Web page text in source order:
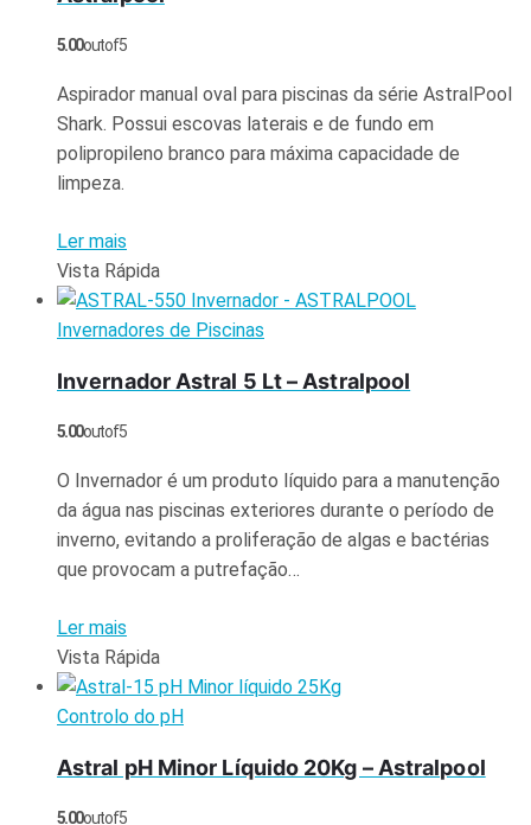
5.00out of 5
Aspirador manual oval para piscinas da série AstralPool
Shark. Possui escovas laterais e de fundo em
polipropileno branco para máxima capacidade de
limpeza.
Ler mais
Vista Rápida
Invernadores de Piscinas
Invernador Astral 5 Lt – Astralpool
5.00out of 5
O Invernador é um produto líquido para a manutenção
da água nas piscinas exteriores durante o período de
inverno, evitando a proliferação de algas e bactérias
que provocam a putrefação…
Ler mais
Vista Rápida
Controlo do pH
Astral pH Minor Líquido 20Kg – Astralpool
5.00out of 5